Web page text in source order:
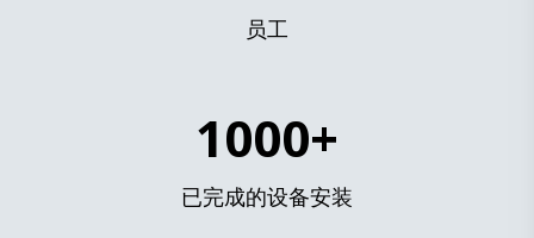
员工
1000+
已完成的设备安装